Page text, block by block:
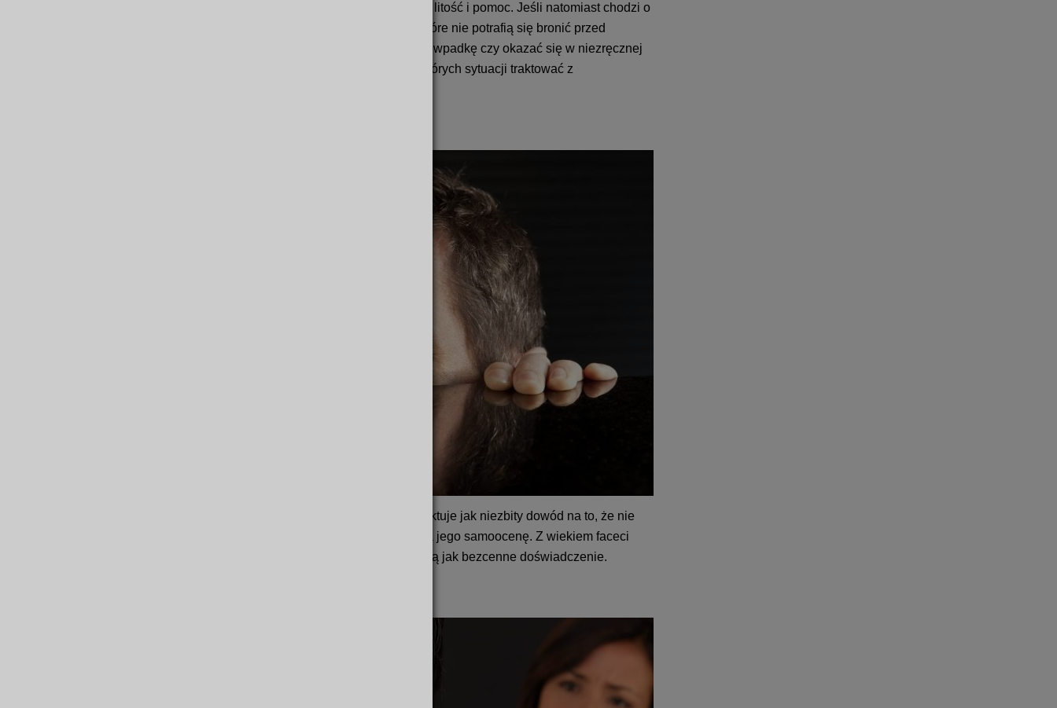
W świecie kobiet osoba, z której drwią, zasługuje na litość i pomoc. Jeśli natomiast chodzi o
brutalny świat facetów, to nie toleruje osób słabych, które nie potrafią się bronić przed
drwinami i szyderstwami. Mężczyźni boją się zaliczyć wpadkę czy okazać się w niezręcznej
sytuacji. Nie mają dystansu do siebie i nie mogą niektórych sytuacji traktować z
Mężczyzna nie umie przegrywać. Każdą porażkę traktuje jak niezbity dowód na to, że nie
jest prawdziwym mężczyzną, co z kolei bardzo obniża jego samoocenę. Z wiekiem faceci
stają się mądrzejsi, więc każde niepowodzenie traktują jak bezcenne doświadczenie.